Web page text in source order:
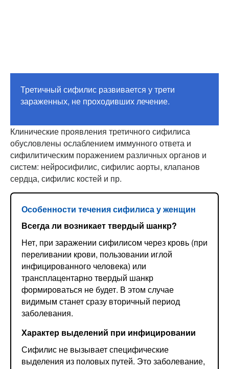
Третичный сифилис развивается у трети
зараженных, не проходивших лечение.
Клинические проявления третичного сифилиса
обусловлены ослаблением иммунного ответа и
сифилитическим поражением различных органов и
систем: нейросифилис, сифилис аорты, клапанов
сердца, сифилис костей и пр.
Особенности течения сифилиса у женщин
Всегда ли возникает твердый шанкр?
Нет, при заражении сифилисом через кровь (при
переливании крови, пользовании иглой
инфицированного человека) или
трансплацентарно твердый шанкр
формироваться не будет. В этом случае
видимым станет сразу вторичный период
заболевания.
Характер выделений при инфицировании
Сифилис не вызывает специфические
выделения из половых путей. Это заболевание,